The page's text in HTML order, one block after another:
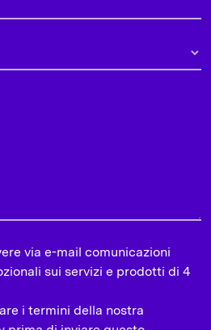
via e-mail comunicazioni
sui servizi e prodotti di 4
i termini della nostra